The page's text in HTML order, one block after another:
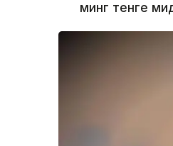
минг тенге